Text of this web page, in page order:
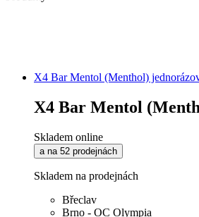
X4 Bar Mentol (Menthol)
X4 Bar Mentol
Skladem online
a na 52 prodejnách
Skladem na prodejnách
Břeclav
Brno - OC Olympia